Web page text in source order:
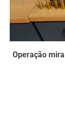
Operação